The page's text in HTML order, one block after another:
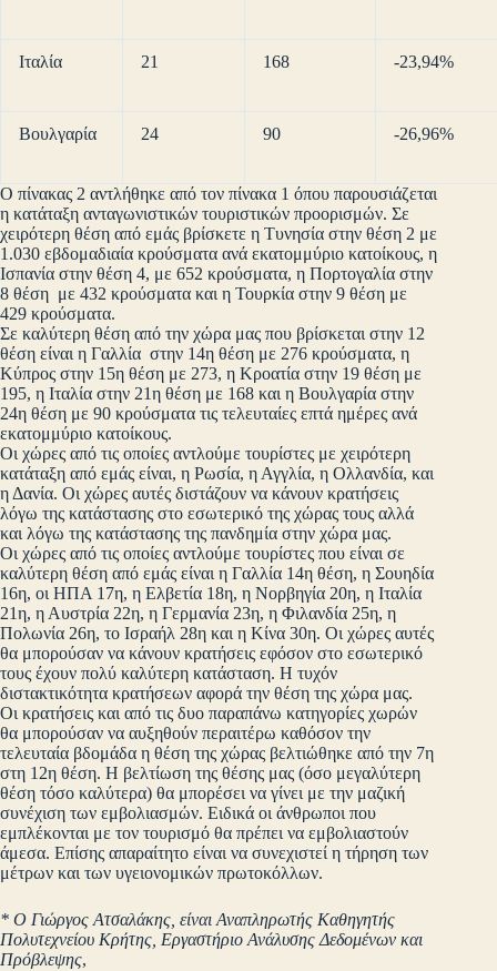
Ιταλία 21 168 -23,94%
Βουλγαρία 24 90 -26,96%
Ο πίνακας 2 αντλήθηκε από τον πίνακα 1 όπου παρουσιάζεται
η κατάταξη ανταγωνιστικών τουριστικών προορισμών. Σε
χειρότερη θέση από εμάς βρίσκετε η Τυνησία στην θέση 2 με
1.030 εβδομαδιαία κρούσματα ανά εκατομμύριο κατοίκους, η
Ισπανία στην θέση 4, με 652 κρούσματα, η Πορτογαλία στην
8 θέση με 432 κρούσματα και η Τουρκία στην 9 θέση με
429 κρούσματα.
Σε καλύτερη θέση από την χώρα μας που βρίσκεται στην 12
θέση είναι η Γαλλία στην 14η θέση με 276 κρούσματα, η
Κύπρος στην 15η θέση με 273, η Κροατία στην 19 θέση με
195, η Ιταλία στην 21η θέση με 168 και η Βουλγαρία στην
24η θέση με 90 κρούσματα τις τελευταίες επτά ημέρες ανά
εκατομμύριο κατοίκους.
Οι χώρες από τις οποίες αντλούμε τουρίστες με χειρότερη
κατάταξη από εμάς είναι, η Ρωσία, η Αγγλία, η Ολλανδία, και
η Δανία. Οι χώρες αυτές διστάζουν να κάνουν κρατήσεις
λόγω της κατάστασης στο εσωτερικό της χώρας τους αλλά
και λόγω της κατάστασης της πανδημία στην χώρα μας.
Οι χώρες από τις οποίες αντλούμε τουρίστες που είναι σε
καλύτερη θέση από εμάς είναι η Γαλλία 14η θέση, η Σουηδία
16η, οι ΗΠΑ 17η, η Ελβετία 18η, η Νορβηγία 20η, η Ιταλία
21η, η Αυστρία 22η, η Γερμανία 23η, η Φιλανδία 25η, η
Πολωνία 26η, το Ισραήλ 28η και η Κίνα 30η. Οι χώρες αυτές
θα μπορούσαν να κάνουν κρατήσεις εφόσον στο εσωτερικό
τους έχουν πολύ καλύτερη κατάσταση. Η τυχόν
διστακτικότητα κρατήσεων αφορά την θέση της χώρα μας.
Οι κρατήσεις και από τις δυο παραπάνω κατηγορίες χωρών
θα μπορούσαν να αυξηθούν περαιτέρω καθόσον την
τελευταία βδομάδα η θέση της χώρας βελτιώθηκε από την 7η
στη 12η θέση. Η βελτίωση της θέσης μας (όσο μεγαλύτερη
θέση τόσο καλύτερα) θα μπορέσει να γίνει με την μαζική
συνέχιση των εμβολιασμών. Ειδικά οι άνθρωποι που
εμπλέκονται με τον τουρισμό θα πρέπει να εμβολιαστούν
άμεσα. Επίσης απαραίτητο είναι να συνεχιστεί η τήρηση των
μέτρων και των υγειονομικών πρωτοκόλλων.
* Ο Γιώργος Ατσαλάκης, είναι Αναπληρωτής Καθηγητής
Πολυτεχνείου Κρήτης, Εργαστήριο Ανάλυσης Δεδομένων και
Πρόβλεψης,